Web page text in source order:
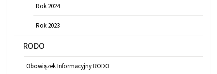
Rok 2024
Rok 2023
RODO
Obowiązek Informacyjny RODO